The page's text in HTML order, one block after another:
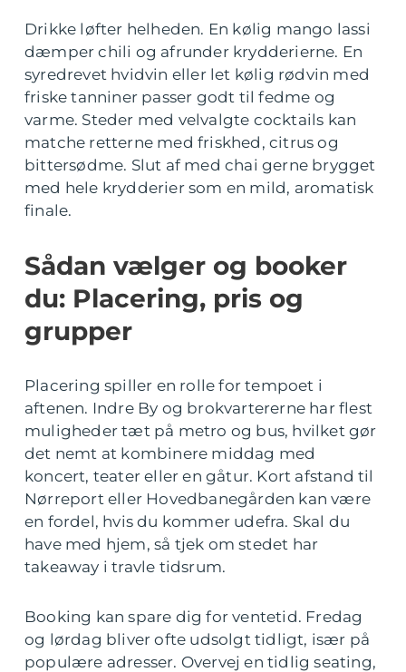
Drikke løfter helheden. En kølig mango lassi
dæmper chili og afrunder krydderierne. En
syredrevet hvidvin eller let kølig rødvin med
friske tanniner passer godt til fedme og
varme. Steder med velvalgte cocktails kan
matche retterne med friskhed, citrus og
bittersødme. Slut af med chai gerne brygget
med hele krydderier som en mild, aromatisk
finale.
Sådan vælger og booker
du: Placering, pris og
grupper
Placering spiller en rolle for tempoet i
aftenen. Indre By og brokvartererne har flest
muligheder tæt på metro og bus, hvilket gør
det nemt at kombinere middag med
koncert, teater eller en gåtur. Kort afstand til
Nørreport eller Hovedbanegården kan være
en fordel, hvis du kommer udefra. Skal du
have med hjem, så tjek om stedet har
takeaway i travle tidsrum.
Booking kan spare dig for ventetid. Fredag
og lørdag bliver ofte udsolgt tidligt, især på
populære adresser. Overvej en tidlig seating,